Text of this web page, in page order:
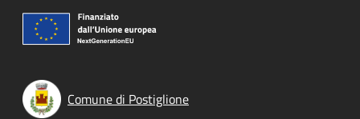
Comune di Postiglione